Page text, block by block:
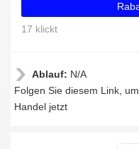
17 klickt
Ablauf: N/A
Folgen Sie diesem Link,
Handel jetzt